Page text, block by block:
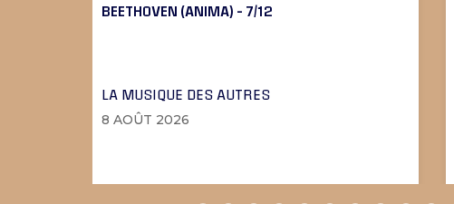
BEETHOVEN (ANIMA) – 7/12
LA MUSIQUE DES AUTRES
8 AOÛT 2026